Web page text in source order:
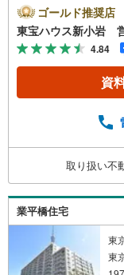
見学OK■営
スムーズで
等、お気軽
リット」 （
で断られ
遇金利と
ュレーシ
はありませ
す。 Yahoo
でPayPay
ずYahoo！
い。
ゴールド推奨店
東宝ハウス新小岩
4.84
資
取り扱い不
業平橋住宅
東
東